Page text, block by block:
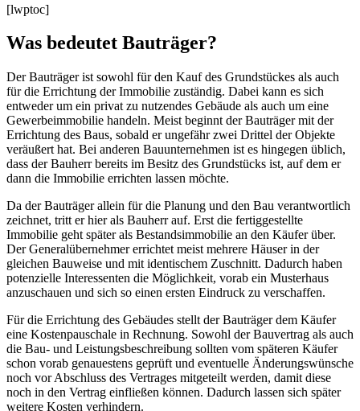
[lwptoc]
Was bedeutet Bauträger?
Der Bauträger ist sowohl für den Kauf des Grundstückes als auch
für die Errichtung der Immobilie zuständig. Dabei kann es sich
entweder um ein privat zu nutzendes Gebäude als auch um eine
Gewerbeimmobilie handeln. Meist beginnt der Bauträger mit der
Errichtung des Baus, sobald er ungefähr zwei Drittel der Objekte
veräußert hat. Bei anderen Bauunternehmen ist es hingegen üblich,
dass der Bauherr bereits im Besitz des Grundstücks ist, auf dem er
dann die Immobilie errichten lassen möchte.
Da der Bauträger allein für die Planung und den Bau verantwortlich
zeichnet, tritt er hier als Bauherr auf. Erst die fertiggestellte
Immobilie geht später als Bestandsimmobilie an den Käufer über.
Der Generalübernehmer errichtet meist mehrere Häuser in der
gleichen Bauweise und mit identischem Zuschnitt. Dadurch haben
potenzielle Interessenten die Möglichkeit, vorab ein Musterhaus
anzuschauen und sich so einen ersten Eindruck zu verschaffen.
Für die Errichtung des Gebäudes stellt der Bauträger dem Käufer
eine Kostenpauschale in Rechnung. Sowohl der Bauvertrag als auch
die Bau- und Leistungsbeschreibung sollten vom späteren Käufer
schon vorab genauestens geprüft und eventuelle Änderungswünsche
noch vor Abschluss des Vertrages mitgeteilt werden, damit diese
noch in den Vertrag einfließen können. Dadurch lassen sich später
weitere Kosten verhindern.